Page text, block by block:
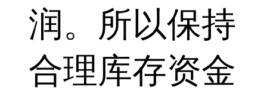
润。所以保持
合理库存资金